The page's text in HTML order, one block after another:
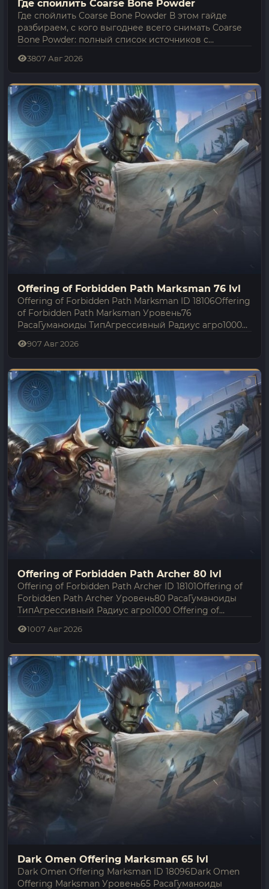
Где спойлить Coarse Bone Powder
Где спойлить Coarse Bone Powder В этом гайде
разбираем, с кого выгоднее всего снимать Coarse
Bone Powder: полный список источников с
моба и…
3807 Авг 2026
Offering of Forbidden Path Marksman 76 lvl
Offering of Forbidden Path Marksman ID 18106Offering
of Forbidden Path Marksman Уровень76
РасаГуманоиды ТипАгрессивный Радиус агро1000
встречающийся в Lineage 2 Interlude; его уровень…
907 Авг 2026
Offering of Forbidden Path Archer 80 lvl
Offering of Forbidden Path Archer ID 18101Offering of
Forbidden Path Archer Уровень80 РасаГуманоиды
ТипАгрессивный Радиус агро1000 Offering of
«гуманоиды» и имеет 80-й уровень. Это…
1007 Авг 2026
Dark Omen Offering Marksman 65 lvl
Dark Omen Offering Marksman ID 18096Dark Omen
Offering Marksman Уровень65 РасаГуманоиды